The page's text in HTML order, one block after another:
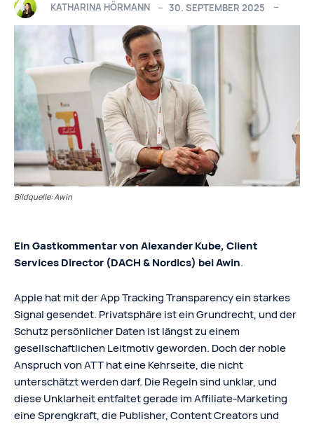
KATHARINA HÖRMANN 30. SEPTEMBER 2025
Bildquelle: Awin
Ein Gastkommentar von Alexander Kube, Client
Services Director (DACH & Nordics) bei Awin.
Apple hat mit der App Tracking Transparency ein starkes
Signal gesendet. Privatsphäre ist ein Grundrecht, und der
Schutz persönlicher Daten ist längst zu einem
gesellschaftlichen Leitmotiv geworden. Doch der noble
Anspruch von ATT hat eine Kehrseite, die nicht
unterschätzt werden darf. Die Regeln sind unklar, und
diese Unklarheit entfaltet gerade im Affiliate-Marketing
eine Sprengkraft, die Publisher, Content Creators und